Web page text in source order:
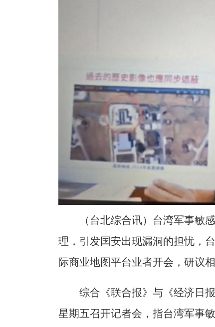
（台北综合讯）台湾军事敏
理，引发国安出现漏洞的担忧，
际商业地图平台业者开会，研议相
综合《联合报》与《经济日
星期五召开记者会，指台湾军事